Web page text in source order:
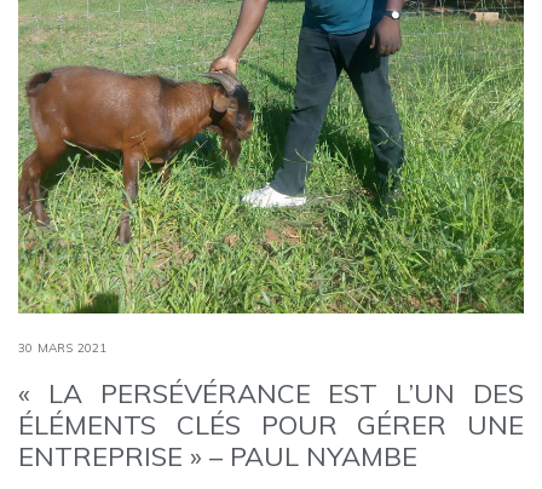
30 MARS 2021
« LA PERSÉVÉRANCE EST L’UN DES
ÉLÉMENTS CLÉS POUR GÉRER UNE
ENTREPRISE » – PAUL NYAMBE